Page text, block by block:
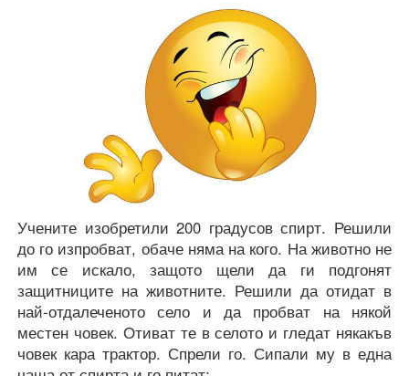
Учените изобретили 200 градусов спирт. Решили
до го изпробват, обаче няма на кого. На животно не
им се искало, защото щели да ги подгонят
защитниците на животните. Решили да отидат в
най-отдалеченото село и да пробват на някой
местен човек. Отиват те в селото и гледат някакъв
човек кара трактор. Спрели го. Сипали му в една